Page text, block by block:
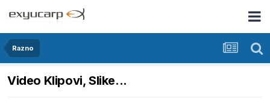
Razno
Video Klipovi, Slike...